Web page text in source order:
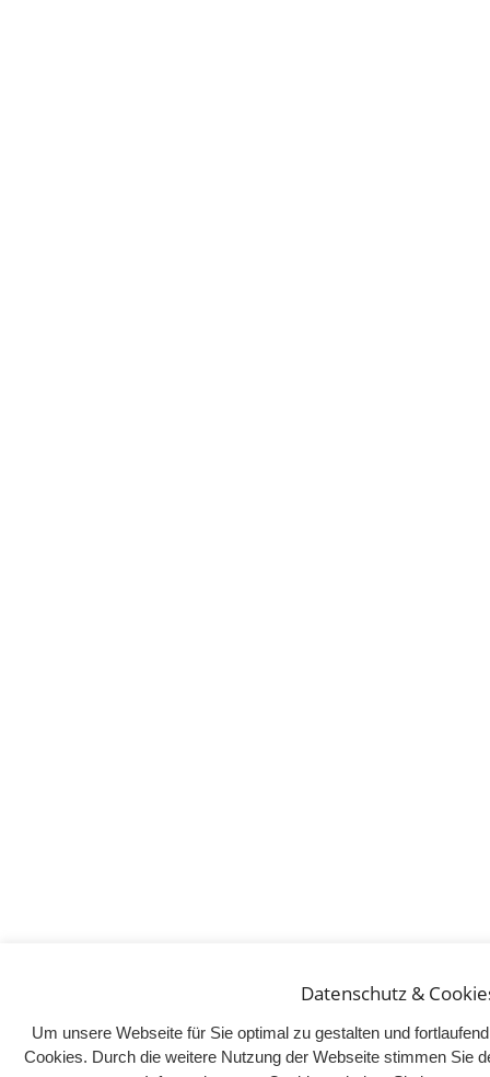
Datenschutz &
Um unsere Webseite für Sie optimal zu gestalten und
Cookies. Durch die weitere Nutzung der Webseite stimmen Sie